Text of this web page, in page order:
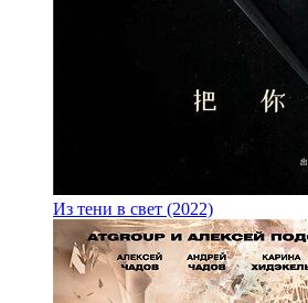
Из тени в свет (2022)